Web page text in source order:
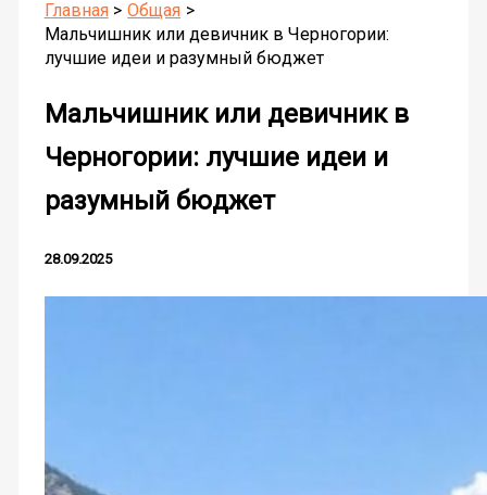
Главная
Общая
Мальчишник или девичник в Черногории:
лучшие идеи и разумный бюджет
Мальчишник или девичник в
Черногории: лучшие идеи и
разумный бюджет
28.09.2025